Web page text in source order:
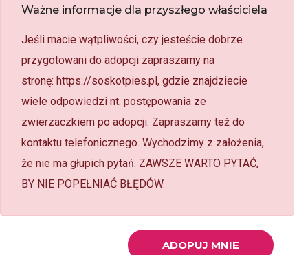
Ważne informacje dla przyszłego właściciela
Jeśli macie wątpliwości, czy jesteście dobrze
przygotowani do adopcji zapraszamy na
stronę: https://soskotpies.pl, gdzie znajdziecie
wiele odpowiedzi nt. postępowania ze
zwierzaczkiem po adopcji. Zapraszamy też do
kontaktu telefonicznego. Wychodzimy z założenia,
że nie ma głupich pytań. ZAWSZE WARTO PYTAĆ,
BY NIE POPEŁNIAĆ BŁĘDÓW.
ADOPUJ MNIE